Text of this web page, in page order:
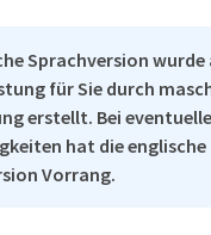
Sprachversion wurde
für Sie durch
erstellt. Bei
hat die englische
Vorrang.